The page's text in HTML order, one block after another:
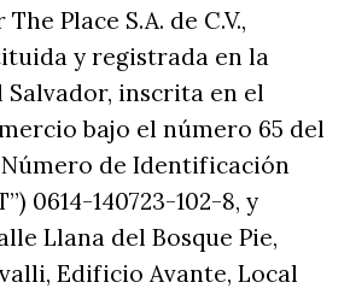
Place S.A. de C.V.,
y registrada en la
Salvador, inscrita en el
bajo el número 65 del
de Identificación
0614-140723-102-8, y
Llana del Bosque Pie,
Edificio Avante, Local